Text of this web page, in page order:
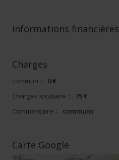
Informations financières
Charges
commun :
0 €
Charges locataire :
75 €
Commentaire : communs
Carte Google